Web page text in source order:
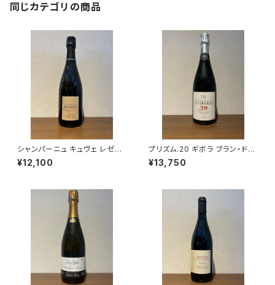
同じカテゴリの商品
シャンパーニュ キュヴェ レゼル
ヴェ ブリュット ブラン ド ブラン
NV 750ml アサイー ルクレー
¥12,100
プリズム.20 ギボラ ブラン・ド・
ブラン シャンパーニュ グラン・ク
リュ 750ml
¥13,750